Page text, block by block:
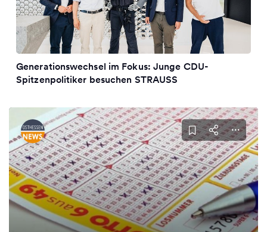
Generationswechsel im Fokus: Junge CDU-
Spitzenpolitiker besuchen STRAUSS